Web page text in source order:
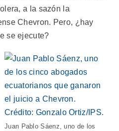
a la sazón la
Chevron. Pero, ¿hay
se ejecute?
Juan Pablo Sáenz, uno de los